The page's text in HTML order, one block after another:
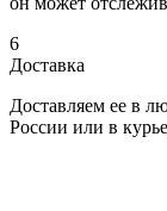
6
Доставка
Доставляем ее в
России или в